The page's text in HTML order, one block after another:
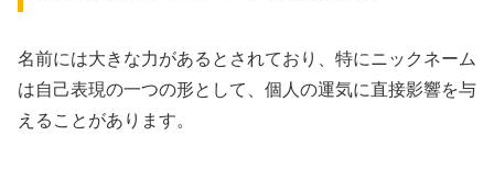
名前には大きな力があるとされており、特にニックネーム
は自己表現の一つの形として、個人の運気に直接影響を与
えることがあります。